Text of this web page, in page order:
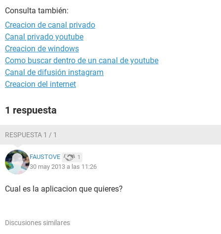
Consulta también:
Creacion de canal privado
Canal privado youtube
Creacion de windows
Como buscar dentro de un canal de youtube
Canal de difusión instagram
Creacion del internet
1 respuesta
RESPUESTA 1 / 1
FAUSTOVE 1
30 may 2013 a las 11:26
Cual es la aplicacion que quieres?
Discusiones similares